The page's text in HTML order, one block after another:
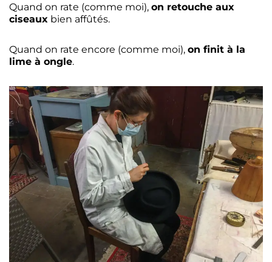
Quand on rate (comme moi), on retouche aux
ciseaux bien affûtés.
Quand on rate encore (comme moi), on finit à la
lime à ongle.